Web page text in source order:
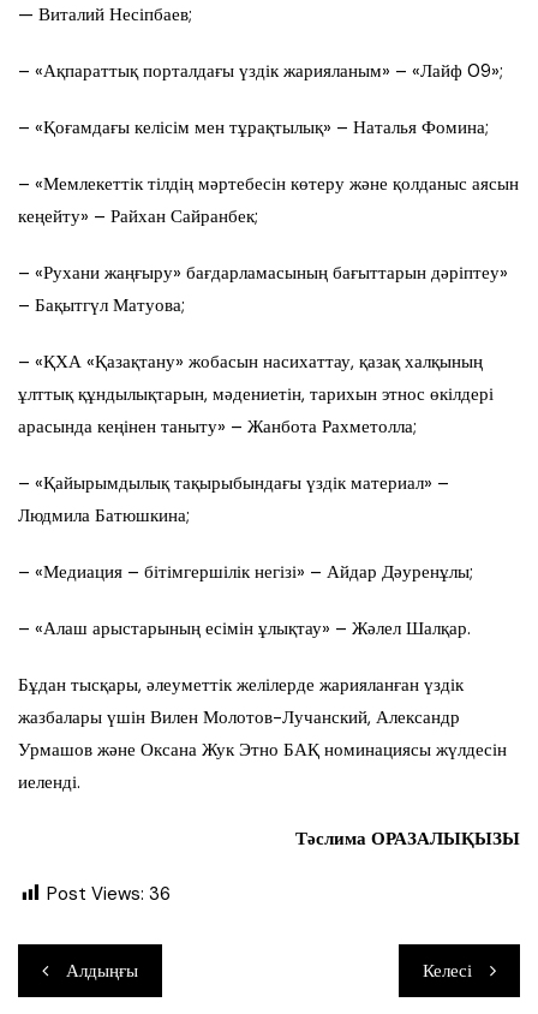
— Виталий Несіпбаев;
– «Ақпараттық порталдағы үздік жарияланым» – «Лайф 09»;
– «Қоғамдағы келісім мен тұрақтылық» – Наталья Фомина;
– «Мемлекеттік тілдің мәртебесін көтеру және қолданыс аясын
кеңейту» – Райхан Сайранбек;
– «Рухани жаңғыру» бағдарламасының бағыттарын дәріптеу»
– Бақытгүл Матуова;
– «ҚХА «Қазақтану» жобасын насихаттау, қазақ халқының
ұлттық құндылықтарын, мәдениетін, тарихын этнос өкілдері
арасында кеңінен таныту» – Жанбота Рахметолла;
– «Қайырымдылық тақырыбындағы үздік материал» –
Людмила Батюшкина;
– «Медиация – бітімгершілік негізі» – Айдар Дәуренұлы;
– «Алаш арыстарының есімін ұлықтау» – Жәлел Шалқар.
Бұдан тысқары, әлеуметтік желілерде жарияланған үздік
жазбалары үшін Вилен Молотов-Лучанский, Александр
Урмашов және Оксана Жук Этно БАҚ номинациясы жүлдесін
иеленді.
Тәслима ОРАЗАЛЫҚЫЗЫ
Post Views: 36
Навигация
Алдыңғы Келесі